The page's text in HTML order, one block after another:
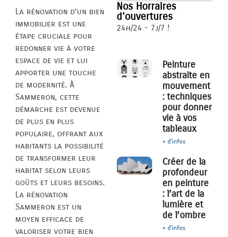
La rénovation d’un bien
immobilier est une
étape cruciale pour
redonner vie à votre
espace de vie et lui
apporter une touche
de modernité. À
Sammeron, cette
démarche est devenue
de plus en plus
populaire, offrant aux
habitants la possibilité
de transformer leur
habitat selon leurs
goûts et leurs besoins.
La rénovation
Sammeron est un
moyen efficace de
valoriser votre bien
Nos Horraires
d'ouvertures
24h/24 - 7j/7 !
Peinture
abstraite en
mouvement
: techniques
pour donner
vie à vos
tableaux
+ d'infos
Créer de la
profondeur
en peinture
: l’art de la
lumière et
de l’ombre
+ d'infos